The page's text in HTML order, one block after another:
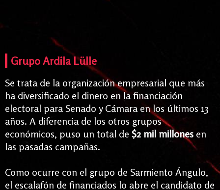
Grupo Ardila Lülle
Se trata de la organización empresarial que más
ha diversificado el dinero en la financiación
electoral para Senado y Cámara en los últimos 13
años. A diferencia de los otros grupos
económicos, puso un total de $2 mil millones en
las pasadas campañas.
Como ocurre con el grupo de Sarmiento Ángulo,
el escalafón de financiados lo abre el candidato de